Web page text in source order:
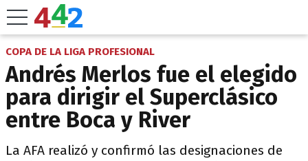
COPA DE LA LIGA PROFESIONAL
Andrés Merlos fue el elegido
para dirigir el Superclásico
entre Boca y River
La AFA realizó y confirmó las designaciones de